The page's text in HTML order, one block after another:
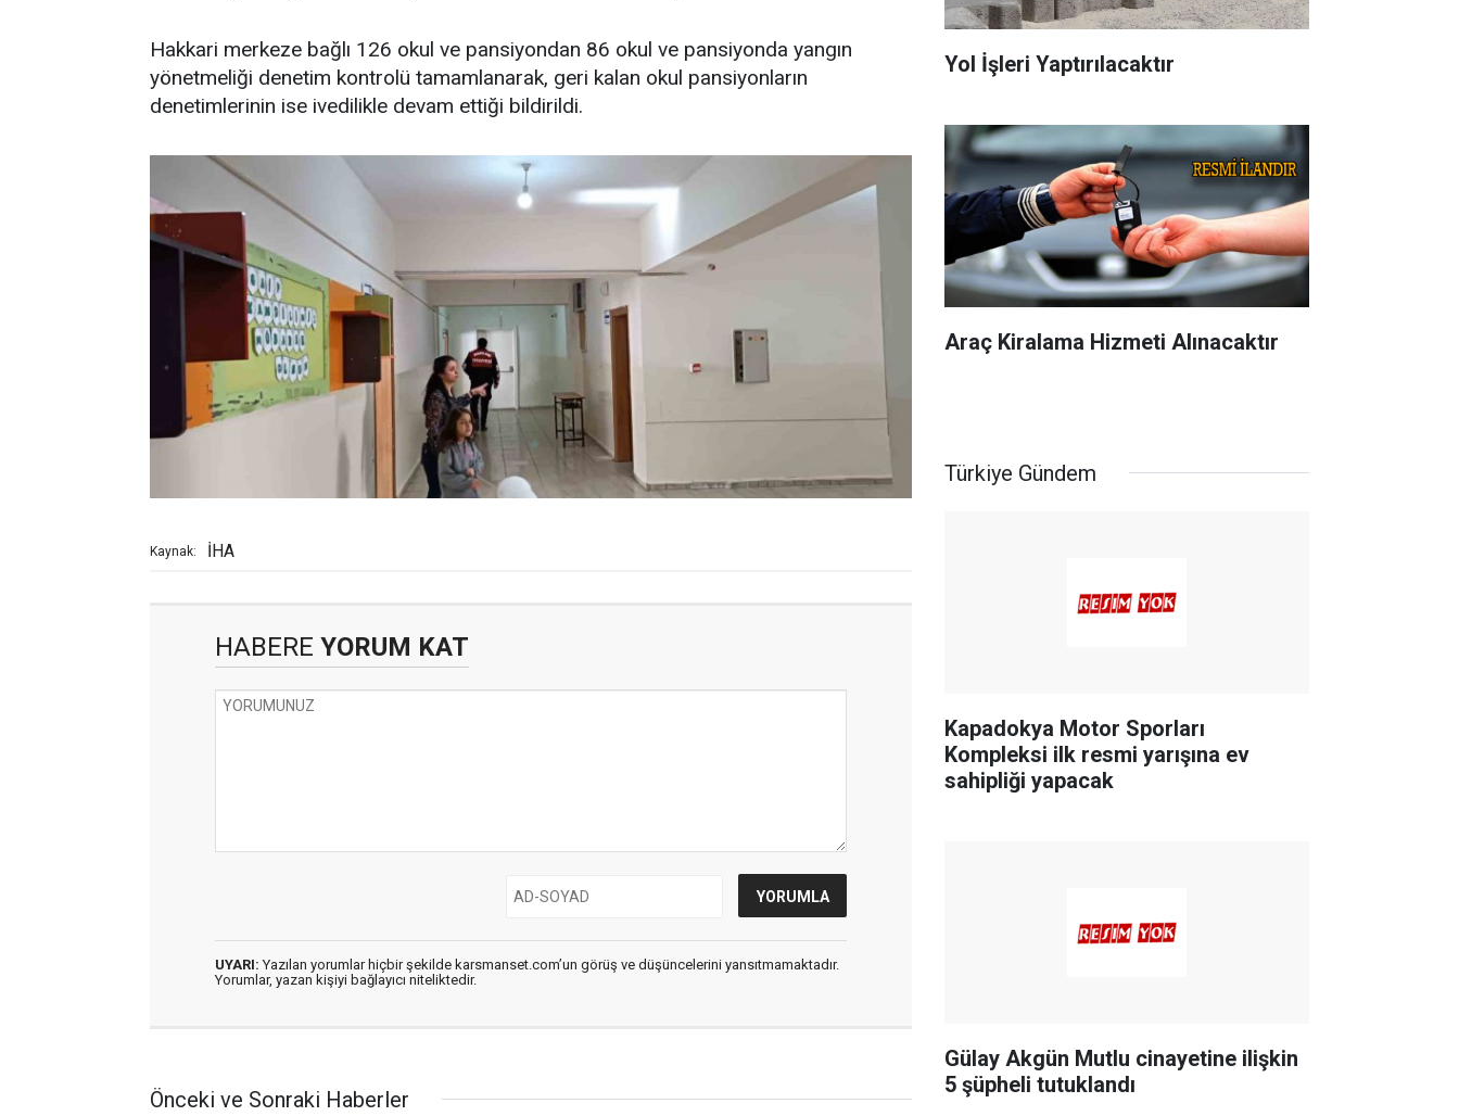
Hakkari merkeze bağlı 126 okul ve pansiyondan 86 okul ve pansiyonda yangın
yönetmeliği denetim kontrolü tamamlanarak, geri kalan okul pansiyonların
denetimlerinin ise ivedilikle devam ettiği bildirildi.
Kaynak: İHA
HABERE YORUM KAT
UYARI: Yazılan yorumlar hiçbir şekilde karsmanset.com’un görüş ve düşüncelerini yansıtmamaktadır.
Yorumlar, yazan kişiyi bağlayıcı niteliktedir.
Önceki ve Sonraki Haberler
Yol İşleri Yaptırılacaktır
Araç Kiralama Hizmeti Alınacaktır
Türkiye Gündem
Kapadokya Motor Sporları
Kompleksi ilk resmi yarışına ev
sahipliği yapacak
Gülay Akgün Mutlu cinayetine ilişkin
5 şüpheli tutuklandı